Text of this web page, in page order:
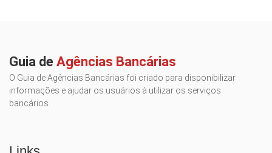
Guia de Agências Bancárias
O Guia de Agências Bancárias foi criado para disponibilizar
informações e ajudar os usuários à utilizar os serviços
bancários.